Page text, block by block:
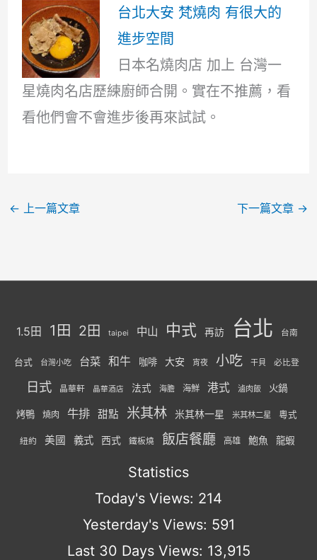
台北大安 梵燒肉 有很大的
進步空間
日本名燒肉店 加上 台灣一
星燒肉名店歷練廚師合開。實在不推薦，看
看他們會不會進步後再來試試。
← 上一篇文章 下一篇文章 →
1.5田 1田 2田 taipei 中山 中式 再訪 台北 台南
台式 台灣小吃 台菜 和牛 咖啡 大安 宵夜 小吃 干貝 必比登
日式 晶華軒 晶華酒店 法式 海膽 海鮮 港式 滷肉飯 火鍋
烤鴨 燒肉 牛排 甜點 米其林 米其林一星 米其林二星 粵式
紐約 美國 義式 西式 鐵板燒 飯店餐廳 高雄 鮑魚 龍蝦
Statistics
Today's Views: 214
Yesterday's Views: 591
Last 30 Days Views: 13,915